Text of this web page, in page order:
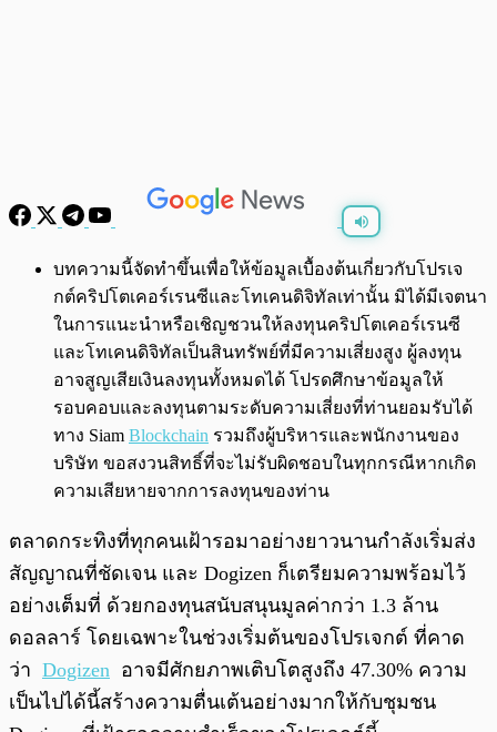
พร้อมเล่น 0:00/0:00
บทความนี้จัดทำขึ้นเพื่อให้ข้อมูลเบื้องต้นเกี่ยวกับโปรเจ
กต์คริปโตเคอร์เรนซีและโทเคนดิจิทัลเท่านั้น มิได้มีเจตนา
ในการแนะนำหรือเชิญชวนให้ลงทุนคริปโตเคอร์เรนซี
และโทเคนดิจิทัลเป็นสินทรัพย์ที่มีความเสี่ยงสูง ผู้ลงทุน
อาจสูญเสียเงินลงทุนทั้งหมดได้ โปรดศึกษาข้อมูลให้
รอบคอบและลงทุนตามระดับความเสี่ยงที่ท่านยอมรับได้
ทาง Siam Blockchain รวมถึงผู้บริหารและพนักงานของ
บริษัท ขอสงวนสิทธิ์ที่จะไม่รับผิดชอบในทุกกรณีหากเกิด
ความเสียหายจากการลงทุนของท่าน
ตลาดกระทิงที่ทุกคนเฝ้ารอมาอย่างยาวนานกำลังเริ่มส่ง
สัญญาณที่ชัดเจน และ Dogizen ก็เตรียมความพร้อมไว้
อย่างเต็มที่ ด้วยกองทุนสนับสนุนมูลค่ากว่า 1.3 ล้าน
ดอลลาร์ โดยเฉพาะในช่วงเริ่มต้นของโปรเจกต์ ที่คาด
ว่า Dogizen อาจมีศักยภาพเติบโตสูงถึง 47.30% ความ
เป็นไปได้นี้สร้างความตื่นเต้นอย่างมากให้กับชุมชน